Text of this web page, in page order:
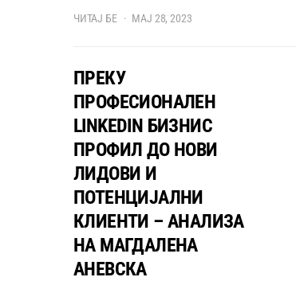
ЧИТАЈ БЕ МАЈ 28, 2023
ПРЕКУ
ПРОФЕСИОНАЛЕН
LINKEDIN БИЗНИС
ПРОФИЛ ДО НОВИ
ЛИДОВИ И
ПОТЕНЦИЈАЛНИ
КЛИЕНТИ – АНАЛИЗА
НА МАГДАЛЕНА
АНЕВСКА